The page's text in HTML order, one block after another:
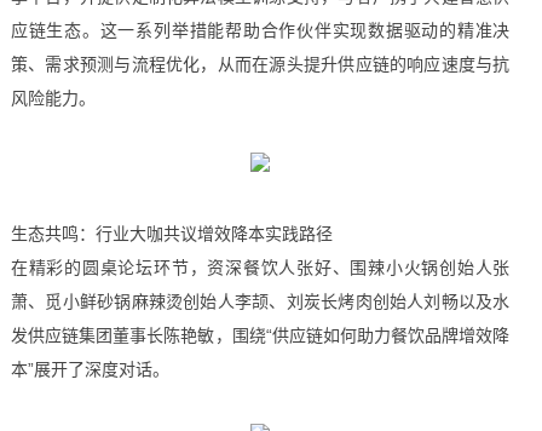
应链生态。这一系列举措能帮助合作伙伴实现数据驱动的精准决
策、需求预测与流程优化，从而在源头提升供应链的响应速度与抗
风险能力。
生态共鸣：行业大咖共议增效降本实践路径
在精彩的圆桌论坛环节，资深餐饮人张好、围辣小火锅创始人张
萧、觅小鲜砂锅麻辣烫创始人李颉、刘炭长烤肉创始人刘畅以及水
发供应链集团董事长陈艳敏，围绕“供应链如何助力餐饮品牌增效降
本”展开了深度对话。